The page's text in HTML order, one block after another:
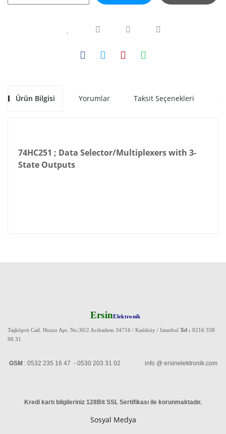
Ürün Bilgisi Yorumlar Taksit Seçenekleri
74HC251 ; Data Selector/Multiplexers with 3-
State Outputs
ErsinElektronik
Taşköprü Cad. Huzur Apt. No:30/2 Acıbadem 34716 / Kadıköy / Istanbul Tel : 0216 338
96 31
GSM : 0532 235 16 47 - 0530 203 31 02 info @ ersinelektronik.com
Kredi kartı bilgileriniz 128Bit SSL Sertifikası ile korunmaktadır.
Sosyal Medya